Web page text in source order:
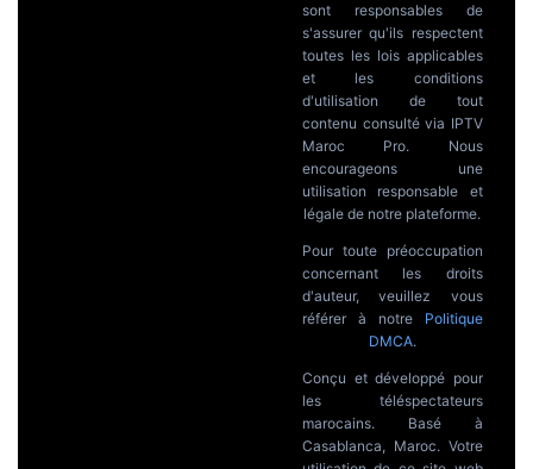
sont responsables de
s'assurer qu'ils respectent
toutes les lois applicables
et les conditions
d'utilisation de tout
contenu consulté via IPTV
Maroc Pro. Nous
encourageons une
utilisation responsable et
légale de notre plateforme.
Pour toute préoccupation
concernant les droits
d'auteur, veuillez vous
référer à notre Politique
DMCA.
Conçu et développé pour
les téléspectateurs
marocains. Basé à
Casablanca, Maroc. Votre